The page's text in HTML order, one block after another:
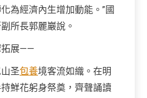
為經濟內生增加動能。”國
所長郭麗巖說。
拓展——
圣包養境客流如織。在明
鮮花躬身祭奠，齊聲誦讀